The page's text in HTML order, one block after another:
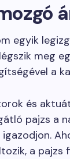
egyik
meg
a
és
pajzs a
a pajzs